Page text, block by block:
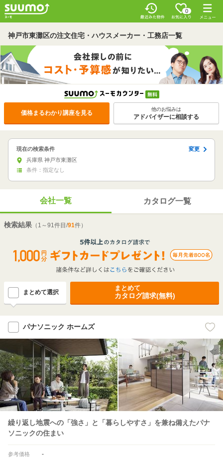
0
神戸市東灘区の注文住宅・ハウスメーカー・工務店一覧
価格まるわかり講座を見る
他のお悩みは
アドバイザーに相談する
現在の検索条件
変更
兵庫県 神戸市東灘区
条件：指定なし
会社一覧 カタログ一覧
検索結果 （1～91件目/91件）
まとめて選択
まとめて
カタログ請求(無料)
パナソニック ホームズ
繰り返し地震への「強さ」と「暮らしやすさ」を兼ね備えたパナ
ソニックの住まい
参考価格 -